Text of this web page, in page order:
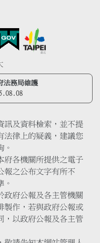
法務局維護
訊及資料檢索，並不提
法律上的疑義，建議您
。
府各機關所提供之電子
報之公布文字有所不
。
政府公報及各主管機關
製作，若與政府公報或
，以政府公報及各主管